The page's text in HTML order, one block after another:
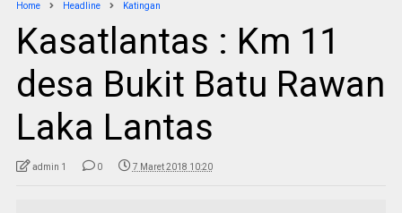
Home Headline Katingan
Kasatlantas : Km 11
desa Bukit Batu Rawan
Laka Lantas
admin 1 0 7 Maret 2018 10:20